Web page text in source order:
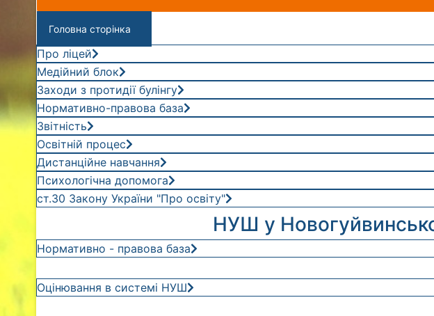
Головна сторінка
Про ліцей
Медійний блок
Заходи з протидії булінгу
Нормативно-правова база
Звітність
Освітній процес
Дистанційне навчання
Психологічна допомога
ст.30 Закону України "Про освіту"
НУШ у
Нормативно - правова база
Оцінювання в системі НУШ